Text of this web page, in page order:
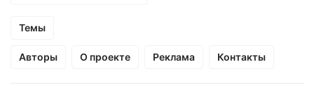
Темы
Авторы О проекте Реклама Контакты